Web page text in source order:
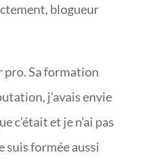
blogueur
pro. Sa formation
j’avais envie
c’était et je n’ai pas
suis formée aussi